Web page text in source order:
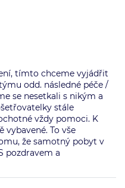
tímto chceme vyjádřit
odd. následné péče /
se nesetkali s nikým a
stále
vždy pomoci. K
To vše
že samotný pobyt v
pozdravem a